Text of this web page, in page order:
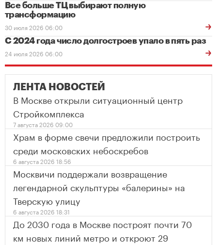
Все больше ТЦ выбирают полную
трансформацию
30 июля 2026 06:00
С 2024 года число долгостроев упало в пять раз
24 июля 2026 06:00
ЛЕНТА НОВОСТЕЙ
В Москве открыли ситуационный центр
Стройкомплекса
7 августа 2026 09:00
Храм в форме свечи предложили построить
среди московских небоскребов
6 августа 2026 18:56
Москвичи поддержали возвращение
легендарной скульптуры «балерины» на
Тверскую улицу
6 августа 2026 18:31
До 2030 года в Москве построят почти 70
км новых линий метро и откроют 29